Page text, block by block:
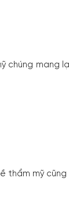
mang
thẩm mỹ